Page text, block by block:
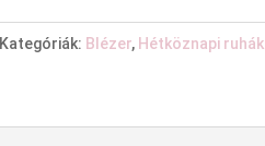
Kategóriák: Blézer, Hétköznapi ruhák